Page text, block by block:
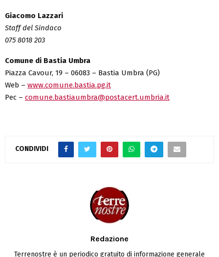
Giacomo Lazzari
Staff del Sindaco
075 8018 203
Comune di Bastia Umbra
Piazza Cavour, 19 – 06083 – Bastia Umbra (PG)
Web – www.comune.bastia.pg.it
Pec – comune.bastiaumbra@postacert.umbria.it
CONDIVIDI
Redazione
Terrenostre è un periodico gratuito di informazione generale